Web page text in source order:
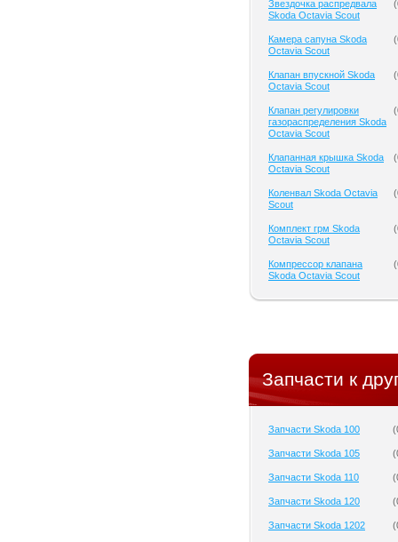
Звездочка распредвала
Skoda Octavia Scout
(
Камера сапуна Skoda
Octavia Scout
(
Клапан впускной Skoda
Octavia Scout
(
Клапан регулировки
газораспределения Skoda
Octavia Scout
(
Клапанная крышка Skoda
Octavia Scout
(
Коленвал Skoda Octavia
Scout
(
Комплект грм Skoda
Octavia Scout
(
Компрессор клапана
Skoda Octavia Scout
(
Запчасти к
Запчасти Skoda 100 (
Запчасти Skoda 105 (
Запчасти Skoda 110 (
Запчасти Skoda 120 (
Запчасти Skoda 1202 (